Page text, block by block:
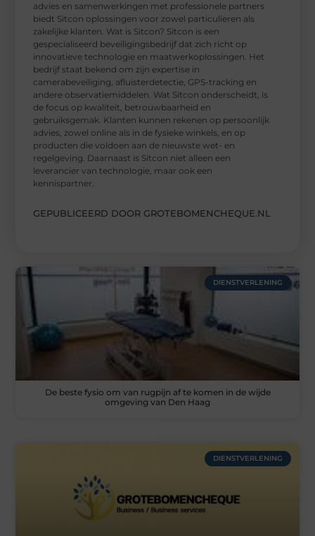
advies en samenwerkingen met professionele partners
biedt Sitcon oplossingen voor zowel particulieren als
zakelijke klanten. Wat is Sitcon? Sitcon is een
gespecialiseerd beveiligingsbedrijf dat zich richt op
innovatieve technologie en maatwerkoplossingen. Het
bedrijf staat bekend om zijn expertise in
camerabeveiliging, afluisterdetectie, GPS-tracking en
andere observatiemiddelen. Wat Sitcon onderscheidt, is
de focus op kwaliteit, betrouwbaarheid en
gebruiksgemak. Klanten kunnen rekenen op persoonlijk
advies, zowel online als in de fysieke winkels, en op
producten die voldoen aan de nieuwste wet- en
regelgeving. Daarnaast is Sitcon niet alleen een
leverancier van technologie, maar ook een
kennispartner.
GEPUBLICEERD DOOR GROTEBOMENCHEQUE.NL
DIENSTVERLENING
De beste fysio om van rugpijn af te komen in de wijde
omgeving van Den Haag
DIENSTVERLENING